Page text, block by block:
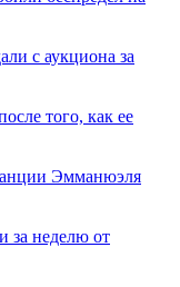
с аукциона за
того, как ее
Эмманюэля
за неделю от